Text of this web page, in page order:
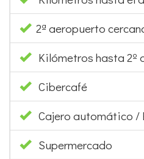
2ª aeropuerto
Kilómetros hasta 2º
Cibercafé
Cajero automático /
Supermercado